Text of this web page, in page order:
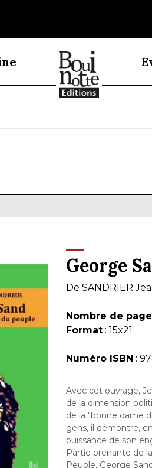
George
DeSANDRIER
Nombre de
Format : 15x21
Numéro ISBN :
Avec cet ouvrage,
de la dimension
de la "bonne dame
gens, il démontre,
puissance de son
Partie prenante de
Peuple, George